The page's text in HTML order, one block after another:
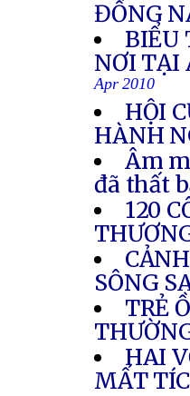
ĐỒNG
BIỂU
NƠI TẠI
Apr 2010
HỘI
HÀNH
Âm
đã thất
120
SÔNG
TRẺ
HAI
MẤT